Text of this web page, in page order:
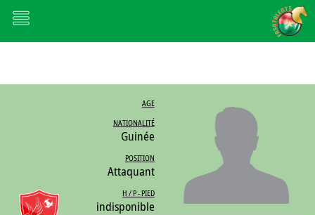
AGE
NATIONALITÉ
Guinée
POSITION
Attaquant
H / P - PIED
indisponible